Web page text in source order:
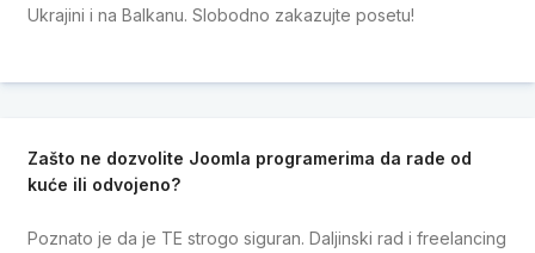
Ukrajini i na Balkanu. Slobodno zakazujte posetu!
Zašto ne dozvolite Joomla programerima da rade od
kuće ili odvojeno?
Poznato je da je TE strogo siguran. Daljinski rad i freelancing